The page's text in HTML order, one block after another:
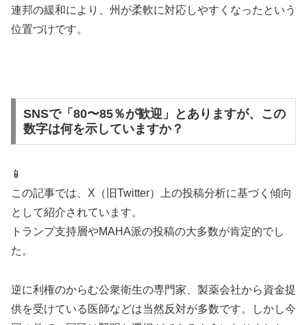
連邦の緩和により、州が柔軟に対応しやすくなったという
位置づけです。
SNSで「80〜85％が歓迎」とありますが、この
数字は何を示していますか？
📱
この記事では、X（旧Twitter）上の投稿分析に基づく傾向
として紹介されています。
トランプ支持層やMAHA派の投稿の大多数が肯定的でし
た。
逆に利権のからむ公衆衛生の専門家、製薬会社から資金提
供を受けている医師などは当然反対が多数です。しかし今